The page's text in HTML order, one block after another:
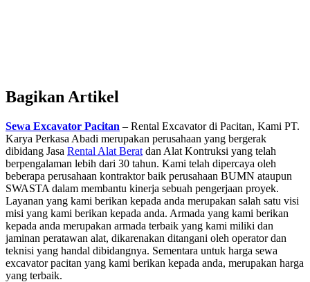
Bagikan Artikel
Sewa Excavator Pacitan – Rental Excavator di Pacitan, Kami PT.
Karya Perkasa Abadi merupakan perusahaan yang bergerak
dibidang Jasa Rental Alat Berat dan Alat Kontruksi yang telah
berpengalaman lebih dari 30 tahun. Kami telah dipercaya oleh
beberapa perusahaan kontraktor baik perusahaan BUMN ataupun
SWASTA dalam membantu kinerja sebuah pengerjaan proyek.
Layanan yang kami berikan kepada anda merupakan salah satu visi
misi yang kami berikan kepada anda. Armada yang kami berikan
kepada anda merupakan armada terbaik yang kami miliki dan
jaminan peratawan alat, dikarenakan ditangani oleh operator dan
teknisi yang handal dibidangnya. Sementara untuk harga sewa
excavator pacitan yang kami berikan kepada anda, merupakan harga
yang terbaik.